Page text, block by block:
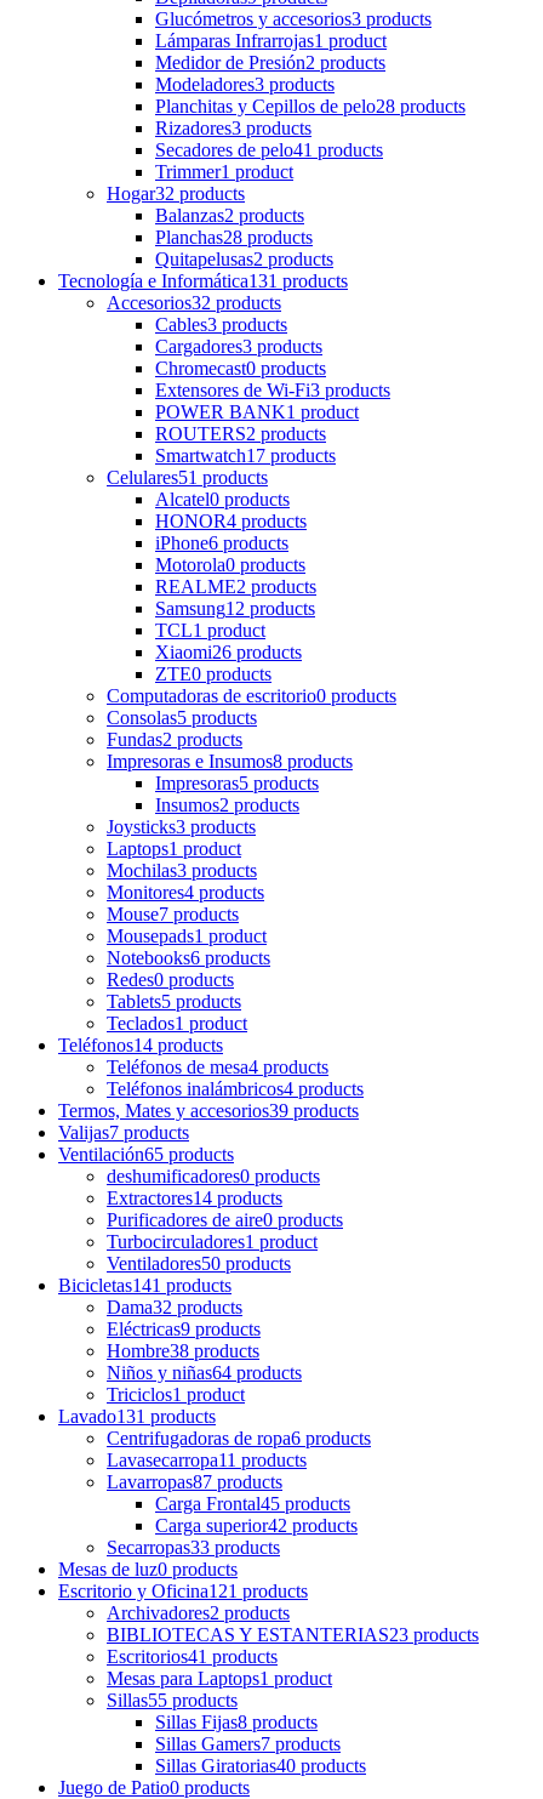
Glucómetros y accesorios3 products
Lámparas Infrarrojas1 product
Medidor de Presión2 products
Modeladores3 products
Planchitas y Cepillos de pelo28 products
Rizadores3 products
Secadores de pelo41 products
Trimmer1 product
Hogar32 products
Balanzas2 products
Planchas28 products
Quitapelusas2 products
Tecnología e Informática131 products
Accesorios32 products
Cables3 products
Cargadores3 products
Chromecast0 products
Extensores de Wi-Fi3 products
POWER BANK1 product
ROUTERS2 products
Smartwatch17 products
Celulares51 products
Alcatel0 products
HONOR4 products
iPhone6 products
Motorola0 products
REALME2 products
Samsung12 products
TCL1 product
Xiaomi26 products
ZTE0 products
Computadoras de escritorio0 products
Consolas5 products
Fundas2 products
Impresoras e Insumos8 products
Impresoras5 products
Insumos2 products
Joysticks3 products
Laptops1 product
Mochilas3 products
Monitores4 products
Mouse7 products
Mousepads1 product
Notebooks6 products
Redes0 products
Tablets5 products
Teclados1 product
Teléfonos14 products
Teléfonos de mesa4 products
Teléfonos inalámbricos4 products
Termos, Mates y accesorios39 products
Valijas7 products
Ventilación65 products
deshumificadores0 products
Extractores14 products
Purificadores de aire0 products
Turbocirculadores1 product
Ventiladores50 products
Bicicletas141 products
Dama32 products
Eléctricas9 products
Hombre38 products
Niños y niñas64 products
Triciclos1 product
Lavado131 products
Centrifugadoras de ropa6 products
Lavasecarropa11 products
Lavarropas87 products
Carga Frontal45 products
Carga superior42 products
Secarropas33 products
Mesas de luz0 products
Escritorio y Oficina121 products
Archivadores2 products
BIBLIOTECAS Y ESTANTERIAS23 products
Escritorios41 products
Mesas para Laptops1 product
Sillas55 products
Sillas Fijas8 products
Sillas Gamers7 products
Sillas Giratorias40 products
Juego de Patio0 products